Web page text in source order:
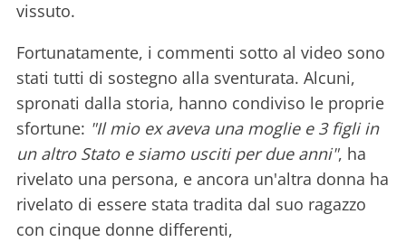
vissuto.
Fortunatamente, i commenti sotto al video sono
stati tutti di sostegno alla sventurata. Alcuni,
spronati dalla storia, hanno condiviso le proprie
sfortune: "Il mio ex aveva una moglie e 3 figli in
un altro Stato e siamo usciti per due anni", ha
rivelato una persona, e ancora un'altra donna ha
rivelato di essere stata tradita dal suo ragazzo
con cinque donne differenti,